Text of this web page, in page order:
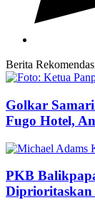
Berita
Golkar
Fugo Hotel,
PKB
Diprioritaskan